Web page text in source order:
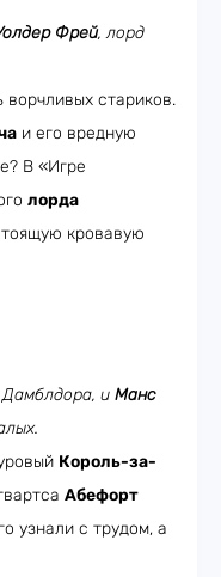
Фрей, лорд
ворчливых стариков.
и его вредную
В «Игре
лорда
кровавую
и Манс
Король-за-
Абефорт
узнали с трудом, а